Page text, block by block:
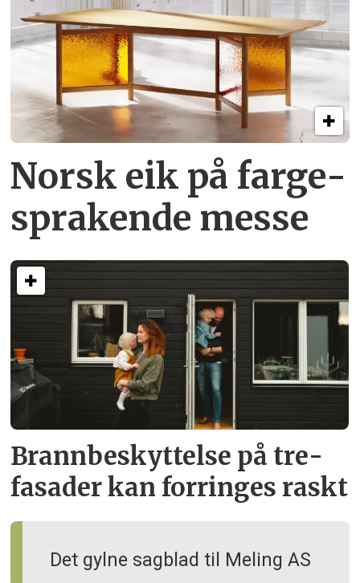
Norsk eik på farge­
sprakende messe
Brann­beskyttelse på tre­
fasader kan forringes raskt
Det gylne sagblad til Meling AS